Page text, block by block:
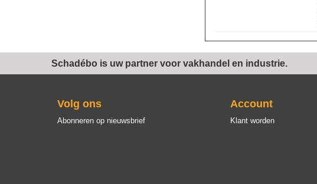
Schadébo is uw partner voor vakhandel en industrie.
Volg ons
Abonneren op nieuwsbrief
Account
Klant worden